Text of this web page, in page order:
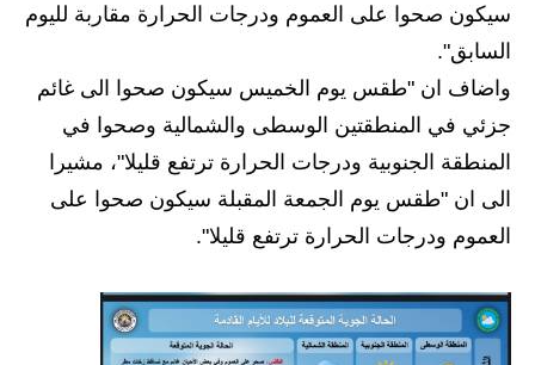
اخبار وقرارات وزارة التربية
نتائج الامتحانات
المرحلة الابتدائية
المرحلة المتوسطة
المرحلة الاعدادية
اسئلة وزارية
المرحلة الابتدائية
سيكون صحوا على العموم ودرجات الحرارة مقاربة لليوم
السابق".
واضاف ان "طقس يوم الخميس سيكون صحوا الى غائم
جزئي في المنطقتين الوسطى والشمالية وصحوا في
المنطقة الجنوبية ودرجات الحرارة ترتفع قليلا"، مشيرا
الى ان "طقس يوم الجمعة المقبلة سيكون صحوا على
العموم ودرجات الحرارة ترتفع قليلا".